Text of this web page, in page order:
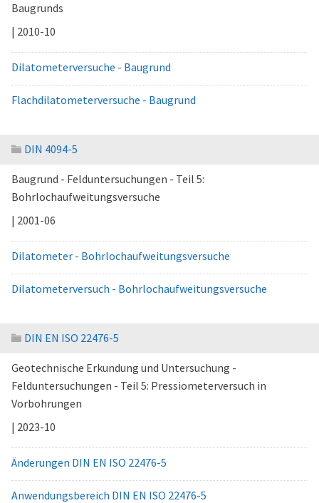
Baugrunds
| 2010-10
Dilatometerversuche - Baugrund
Flachdilatometerversuche - Baugrund
DIN 4094-5
Baugrund - Felduntersuchungen - Teil 5:
Bohrlochaufweitungsversuche
| 2001-06
Dilatometer - Bohrlochaufweitungsversuche
Dilatometerversuch - Bohrlochaufweitungsversuche
DIN EN ISO 22476-5
Geotechnische Erkundung und Untersuchung -
Felduntersuchungen - Teil 5: Pressiometerversuch in
Vorbohrungen
| 2023-10
Änderungen DIN EN ISO 22476-5
Anwendungsbereich DIN EN ISO 22476-5